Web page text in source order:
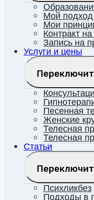
Мой подход
Мои
Контракт
Запись на
Услуги и цены
Песенная
Женские
Телесная
Телесная
Статьи
Психликбез
Подходы в